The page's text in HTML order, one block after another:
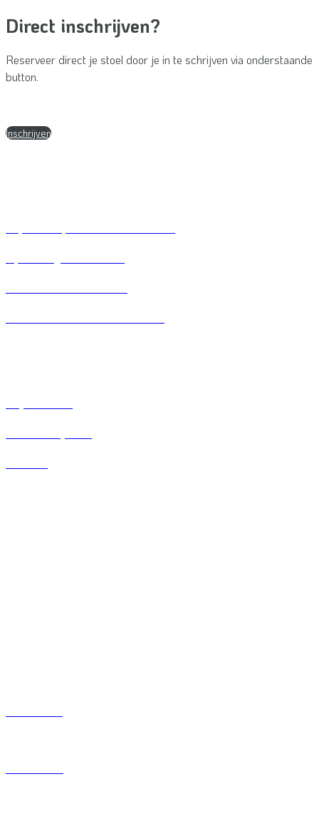
Direct inschrijven?
Reserveer direct je stoel door je in te schrijven via onderstaande
button.
Inschrijven